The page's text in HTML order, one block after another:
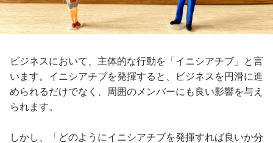
ビジネスにおいて、主体的な行動を「イニシアチブ」と言
います。イニシアチブを発揮すると、ビジネスを円滑に進
められるだけでなく、周囲のメンバーにも良い影響を与え
られます。
しかし、「どのようにイニシアチブを発揮すれば良いか分